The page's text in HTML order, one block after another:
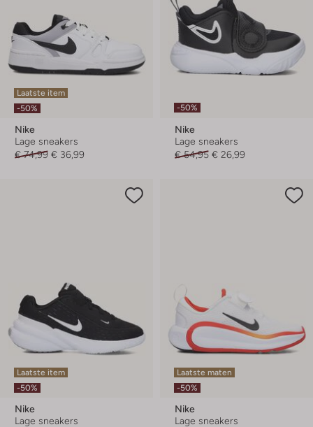
Laatste item
-50%
Nike
Lage sneakers
€ 74,99 € 36,99
-50%
Nike
Lage sneakers
€ 54,95 € 26,99
Laatste item
-50%
Nike
Lage sneakers
Laatste maten
-50%
Nike
Lage sneakers